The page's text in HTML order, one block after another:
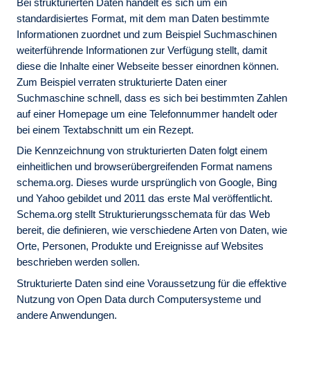
standardisiertes Format, mit dem man Daten bestimmte
Informationen zuordnet und zum Beispiel Suchmaschinen
weiterführende Informationen zur Verfügung stellt, damit
diese die Inhalte einer Webseite besser einordnen können.
Zum Beispiel verraten strukturierte Daten einer
Suchmaschine schnell, dass es sich bei bestimmten Zahlen
auf einer Homepage um eine Telefonnummer handelt oder
bei einem Textabschnitt um ein Rezept.
Die Kennzeichnung von strukturierten Daten folgt einem
einheitlichen und browserübergreifenden Format namens
schema.org. Dieses wurde ursprünglich von Google, Bing
und Yahoo gebildet und 2011 das erste Mal veröffentlicht.
Schema.org stellt Strukturierungsschemata für das Web
bereit, die definieren, wie verschiedene Arten von Daten, wie
Orte, Personen, Produkte und Ereignisse auf Websites
beschrieben werden sollen.
Strukturierte Daten sind eine Voraussetzung für die effektive
Nutzung von Open Data durch Computersysteme und
andere Anwendungen.